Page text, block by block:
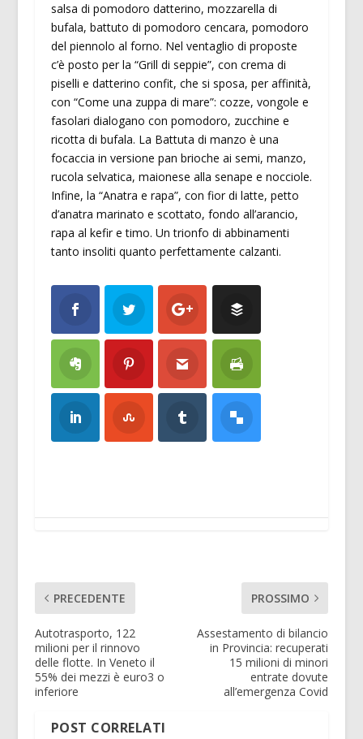
salsa di pomodoro datterino, mozzarella di
bufala, battuto di pomodoro cencara, pomodoro
del piennolo al forno. Nel ventaglio di proposte
c’è posto per la “Grill di seppie”, con crema di
piselli e datterino confit, che si sposa, per affinità,
con “Come una zuppa di mare”: cozze, vongole e
fasolari dialogano con pomodoro, zucchine e
ricotta di bufala. La Battuta di manzo è una
focaccia in versione pan brioche ai semi, manzo,
rucola selvatica, maionese alla senape e nocciole.
Infine, la “Anatra e rapa”, con fior di latte, petto
d’anatra marinato e scottato, fondo all’arancio,
rapa al kefir e timo. Un trionfo di abbinamenti
tanto insoliti quanto perfettamente calzanti.
PRECEDENTE
Autotrasporto, 122
milioni per il rinnovo
delle flotte. In Veneto il
55% dei mezzi è euro3 o
inferiore
PROSSIMO
Assestamento di bilancio
in Provincia: recuperati
15 milioni di minori
entrate dovute
all’emergenza Covid
POST CORRELATI